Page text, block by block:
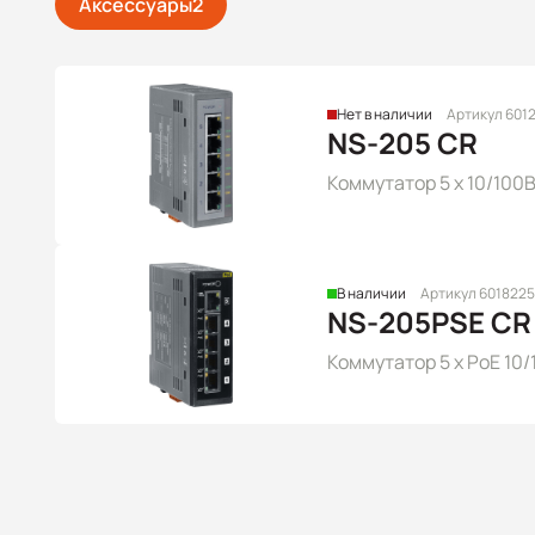
Нет в наличии Артикул
NS-205 CR
Коммутатор 5 x 10/
В наличии Артикул 6018225
NS-205PSE CR
Коммутатор 5 x PoE